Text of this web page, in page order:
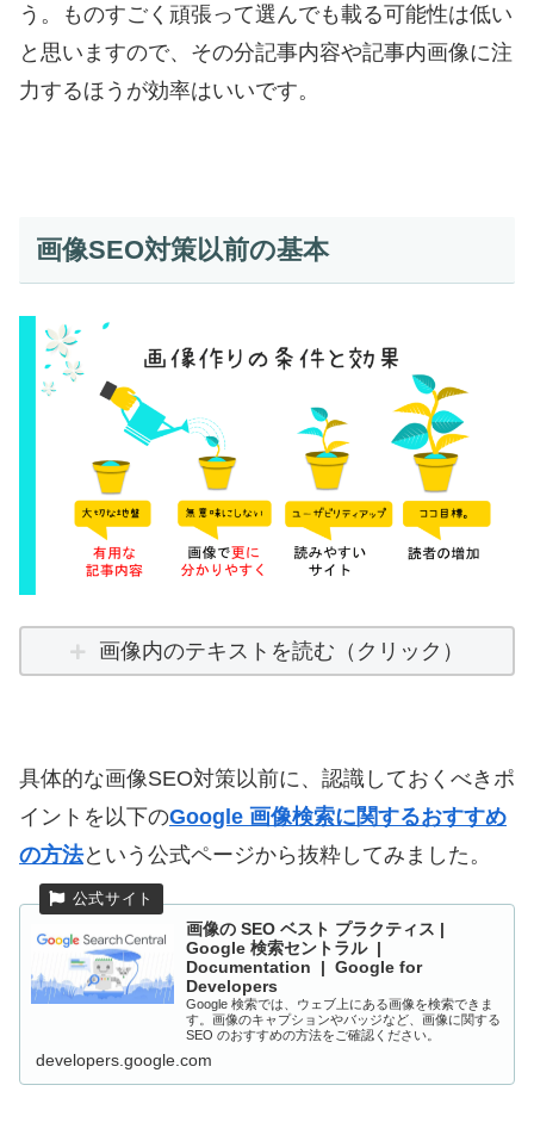
う。ものすごく頑張って選んでも載る可能性は低い
と思いますので、その分記事内容や記事内画像に注
力するほうが効率はいいです。
画像SEO対策以前の基本
画像内のテキストを読む（クリック）
具体的な画像SEO対策以前に、認識しておくべきポ
イントを以下のGoogle 画像検索に関するおすすめ
の方法という公式ページから抜粋してみました。
画像の SEO ベスト プラクティス |
Google 検索セントラル |
Documentation | Google for
Developers
Google 検索では、ウェブ上にある画像を検索できま
す。画像のキャプションやバッジなど、画像に関する
SEO のおすすめの方法をご確認ください。
developers.google.com